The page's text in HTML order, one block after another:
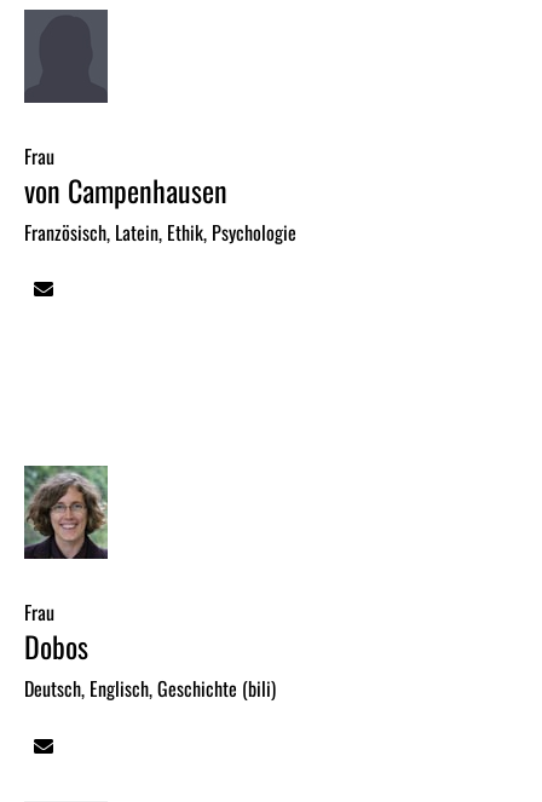
Frau
von Campenhausen
Französisch, Latein, Ethik, Psychologie
Frau
Dobos
Deutsch, Englisch, Geschichte (bili)